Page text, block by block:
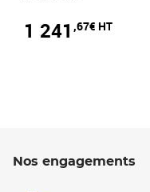
1 241 ,67€ HT
Nos engagements